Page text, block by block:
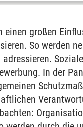
großen
So werden
In der